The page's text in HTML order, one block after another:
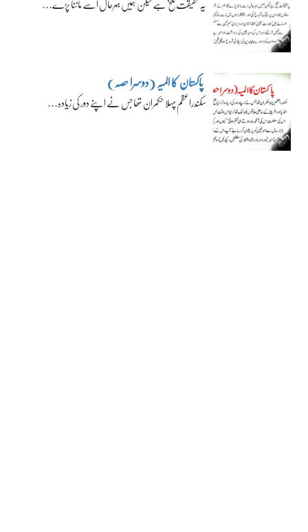
پاکستان کا المیہ (دوسرا حصہ)
سکندراعظم پہلا حکمران تھا جس نے اپنے دور کی زیادہ…